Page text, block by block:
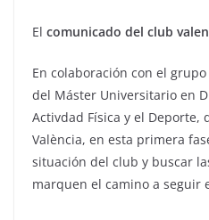
El comunicado del club
En colaboración con el
del Máster Universitario en
Activdad Física y el Deporte,
València, en esta primera
situación del club y buscar
marquen el camino a seguir